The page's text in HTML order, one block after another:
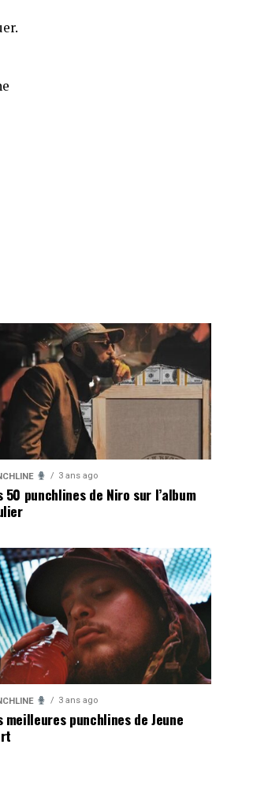
3 ans ago
50 punchlines de Niro sur l’album
3 ans ago
meilleures punchlines de Jeune